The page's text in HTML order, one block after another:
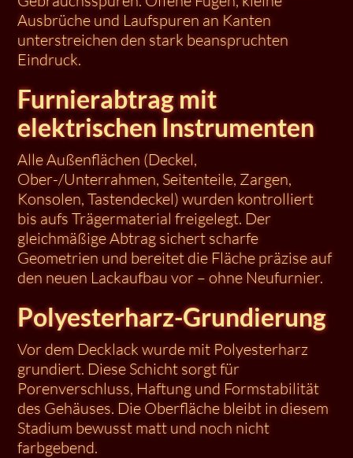
Ausbrüche und Laufspuren an Kanten
unterstreichen den stark beanspruchten
Eindruck.
Furnierabtrag mit
elektrischen Instrumenten
Alle Außenflächen (Deckel,
Ober-/Unterrahmen, Seitenteile, Zargen,
Konsolen, Tastendeckel) wurden kontrolliert
bis aufs Trägermaterial freigelegt. Der
gleichmäßige Abtrag sichert scharfe
Geometrien und bereitet die Fläche präzise auf
den neuen Lackaufbau vor – ohne Neufurnier.
Polyesterharz-Grundierung
Vor dem Decklack wurde mit Polyesterharz
grundiert. Diese Schicht sorgt für
Porenverschluss, Haftung und Formstabilität
des Gehäuses. Die Oberfläche bleibt in diesem
Stadium bewusst matt und noch nicht
farbgebend.